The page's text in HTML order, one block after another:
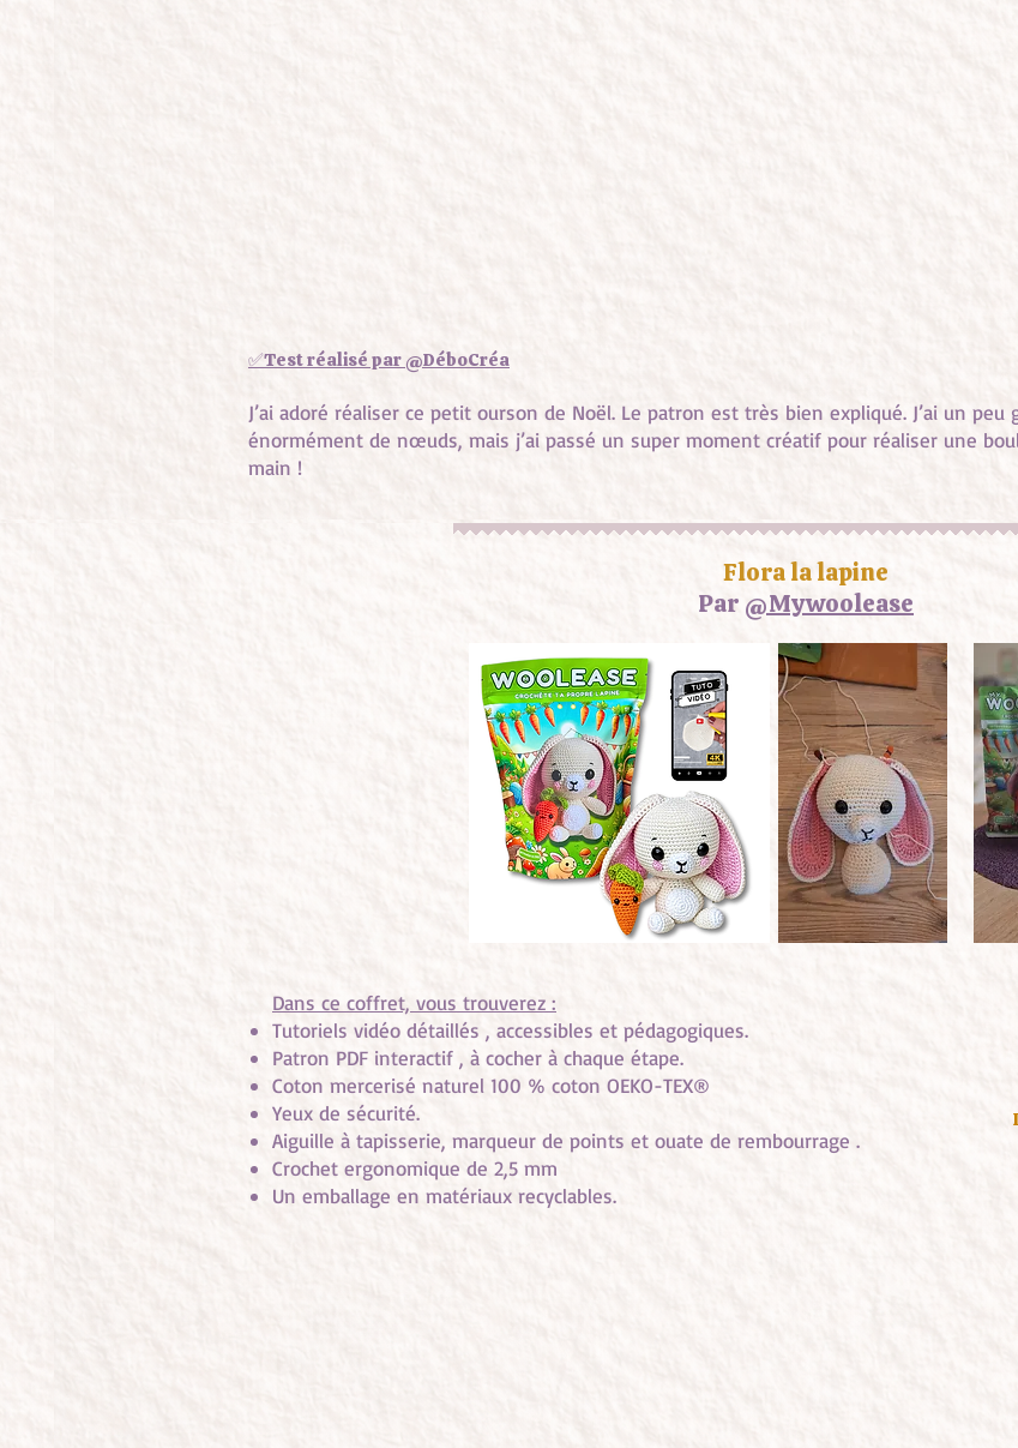
✅Test réalisé par @DéboCréa
J’ai adoré réaliser ce petit ourson de Noël. Le patron est très bien expliqué. J’ai un
énormément de nœuds, mais j’ai passé un super moment créatif pour réaliser une
main !
Flora la lapine
Par @Mywoolease
Dans ce coffret, vous trouverez :
Tutoriels vidéo détaillés , accessibles et pédagogiques.
Patron PDF interactif , à cocher à chaque étape.
Coton mercerisé naturel 100 % coton OEKO-TEX®
Yeux de sécurité.
Aiguille à tapisserie, marqueur de points et ouate de rembourrage .
Crochet ergonomique de 2,5 mm
Un emballage en matériaux recyclables.